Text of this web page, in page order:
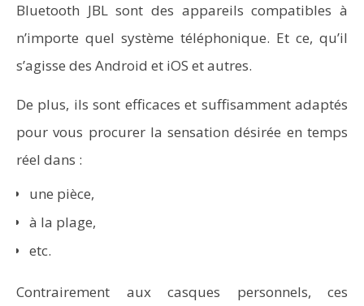
Bluetooth JBL sont des appareils compatibles à
n’importe quel système téléphonique. Et ce, qu’il
s’agisse des Android et iOS et autres.
De plus, ils sont efficaces et suffisamment adaptés
pour vous procurer la sensation désirée en temps
réel dans :
une pièce,
à la plage,
etc.
Contrairement aux casques personnels, ces